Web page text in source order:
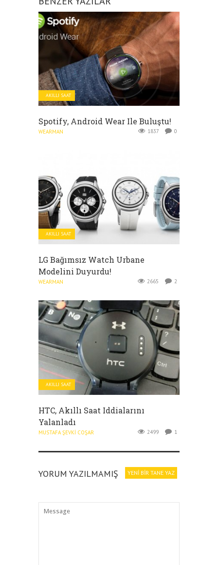
AKILLI SAAT
Spotify, Android Wear Ile Buluştu!
WEARMAN 1837 0
AKILLI SAAT
LG Bağımsız Watch Urbane
Modelini Duyurdu!
WEARMAN 2665 2
AKILLI SAAT
HTC, Akıllı Saat Iddialarını
Yalanladı
MUSTAFA ŞEVKI COŞAR 2499 1
YORUM YAZILMAMIŞ YENI BIR TANE YAZ